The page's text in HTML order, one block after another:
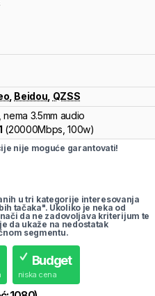
Beidou QZSS
nema 3.5mm audio
(20000Mbps,100w)
nije moguće garantovati!
u tri kategorije interesovanja
tačaka". Ukoliko je neka od
da ne zadovoljava kriterijum te
da ukaže na nedostatak
segmentu.
Budget
niska cena